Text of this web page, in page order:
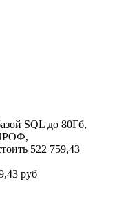
SQL до 80Гб,
522 759,43
руб